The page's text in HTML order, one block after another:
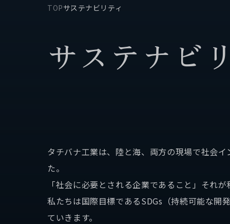
サステナビリティ
SDGsの取り組み
お問
TOPサステナビリティ
サス テ ナ ビ
タチバナ工業は、陸と海、両方の現場で社会
た。
「社会に必要とされる企業であること」それ
私たちは国際目標であるSDGs（持続可能な開
ていきます。